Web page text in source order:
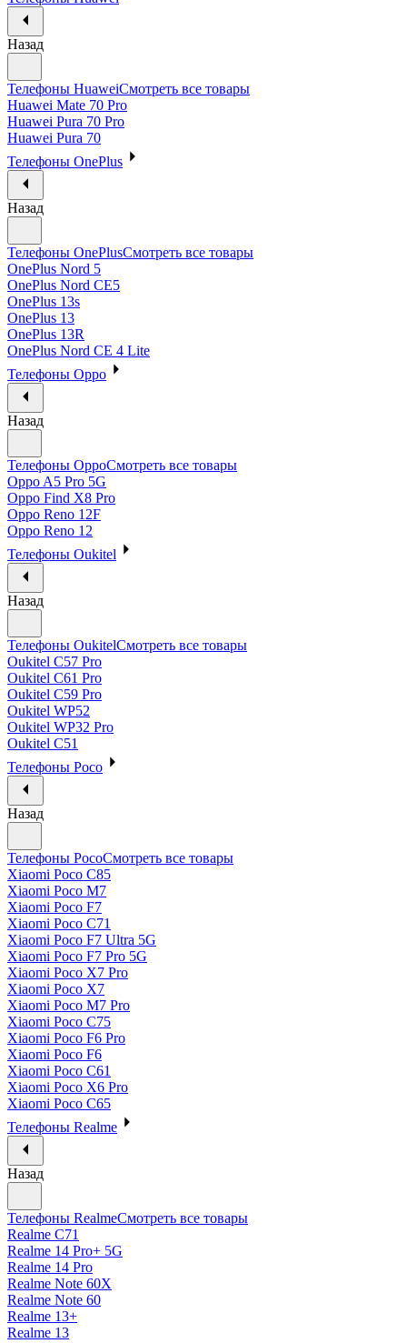
Назад
Телефоны HuaweiСмотреть все товары
Huawei Mate 70 Pro
Huawei Pura 70 Pro
Huawei Pura 70
Телефоны OnePlus
Назад
Телефоны OnePlusСмотреть все товары
OnePlus Nord 5
OnePlus Nord CE5
OnePlus 13s
OnePlus 13
OnePlus 13R
OnePlus Nord CE 4 Lite
Телефоны Oppo
Назад
Телефоны OppoСмотреть все товары
Oppo A5 Pro 5G
Oppo Find X8 Pro
Oppo Reno 12F
Oppo Reno 12
Телефоны Oukitel
Назад
Телефоны OukitelСмотреть все товары
Oukitel C57 Pro
Oukitel C61 Pro
Oukitel C59 Pro
Oukitel WP52
Oukitel WP32 Pro
Oukitel C51
Телефоны Poco
Назад
Телефоны PocoСмотреть все товары
Xiaomi Poco C85
Xiaomi Poco M7
Xiaomi Poco F7
Xiaomi Poco C71
Xiaomi Poco F7 Ultra 5G
Xiaomi Poco F7 Pro 5G
Xiaomi Poco X7 Pro
Xiaomi Poco X7
Xiaomi Poco M7 Pro
Xiaomi Poco C75
Xiaomi Poco F6 Pro
Xiaomi Poco F6
Xiaomi Poco C61
Xiaomi Poco X6 Pro
Xiaomi Poco C65
Телефоны Realme
Назад
Телефоны RealmeСмотреть все товары
Realme C71
Realme 14 Pro+ 5G
Realme 14 Pro
Realme Note 60X
Realme Note 60
Realme 13+
Realme 13